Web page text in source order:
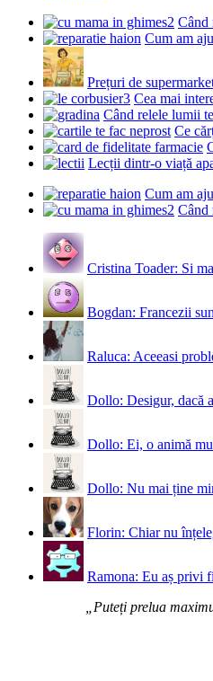
Când
Cum am
Prețuri de
Cea mai
Când relele lumii
Ce
Lecții dintr-o viață
Cum am
Când
Cristina Toader: Si
Bogdan: Francezii
Raluca: Aceeasi
Dollo: Desigur, dacă
Dollo: Ei, o animă
Dollo: Nu mai ține
Florin: Chiar nu
Ramona: Eu aș privi
„Puteți prelua